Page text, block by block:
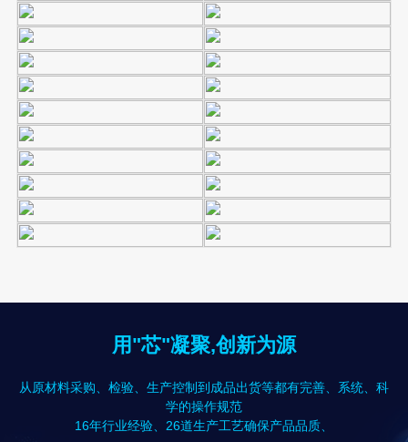
用"芯"凝聚,创新为源
从原材料采购、检验、生产控制到成品出货等都有完善、系统、科
学的操作规范
16年行业经验、26道生产工艺确保产品品质、